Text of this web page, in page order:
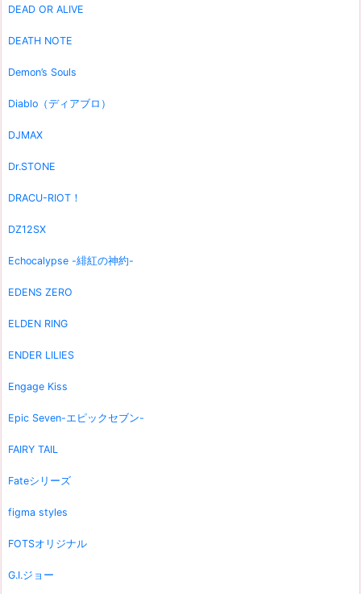
DEAD OR ALIVE
DEATH NOTE
Demon’s Souls
Diablo（ディアブロ）
DJMAX
Dr.STONE
DRACU-RIOT！
DZ12SX
Echocalypse -緋紅の神約-
EDENS ZERO
ELDEN RING
ENDER LILIES
Engage Kiss
Epic Seven-エピックセブン-
FAIRY TAIL
Fateシリーズ
figma styles
FOTSオリジナル
G.I.ジョー